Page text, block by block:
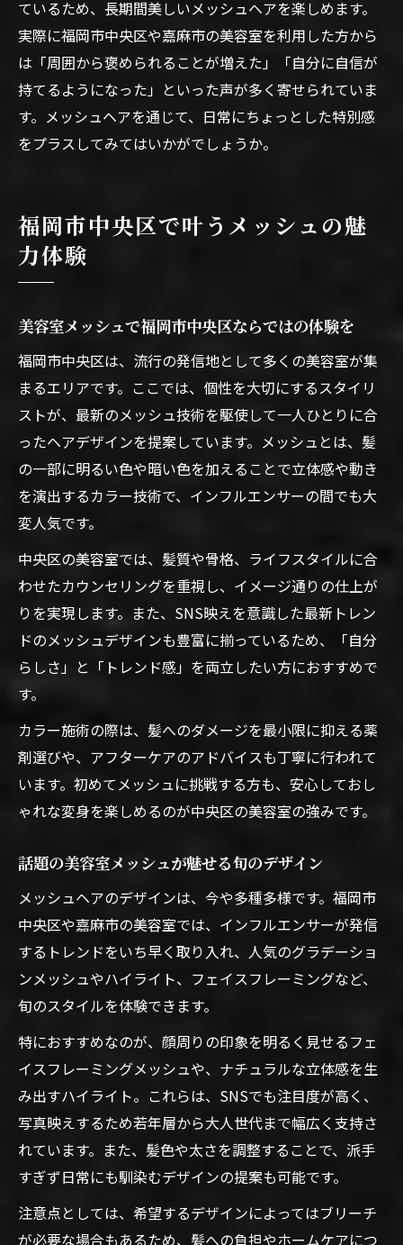
ているため、長期間美しいメッシュヘアを楽しめます。
実際に福岡市中央区や嘉麻市の美容室を利用した方から
は「周囲から褒められることが増えた」「自分に自信が
持てるようになった」といった声が多く寄せられていま
す。メッシュヘアを通じて、日常にちょっとした特別感
をプラスしてみてはいかがでしょうか。
福岡市中央区で叶うメッシュの魅
力体験
美容室メッシュで福岡市中央区ならではの体験を
福岡市中央区は、流行の発信地として多くの美容室が集
まるエリアです。ここでは、個性を大切にするスタイリ
ストが、最新のメッシュ技術を駆使して一人ひとりに合
ったヘアデザインを提案しています。メッシュとは、髪
の一部に明るい色や暗い色を加えることで立体感や動き
を演出するカラー技術で、インフルエンサーの間でも大
変人気です。
中央区の美容室では、髪質や骨格、ライフスタイルに合
わせたカウンセリングを重視し、イメージ通りの仕上が
りを実現します。また、SNS映えを意識した最新トレン
ドのメッシュデザインも豊富に揃っているため、「自分
らしさ」と「トレンド感」を両立したい方におすすめで
す。
カラー施術の際は、髪へのダメージを最小限に抑える薬
剤選びや、アフターケアのアドバイスも丁寧に行われて
います。初めてメッシュに挑戦する方も、安心しておし
ゃれな変身を楽しめるのが中央区の美容室の強みです。
話題の美容室メッシュが魅せる旬のデザイン
メッシュヘアのデザインは、今や多種多様です。福岡市
中央区や嘉麻市の美容室では、インフルエンサーが発信
するトレンドをいち早く取り入れ、人気のグラデーショ
ンメッシュやハイライト、フェイスフレーミングなど、
旬のスタイルを体験できます。
特におすすめなのが、顔周りの印象を明るく見せるフェ
イスフレーミングメッシュや、ナチュラルな立体感を生
み出すハイライト。これらは、SNSでも注目度が高く、
写真映えするため若年層から大人世代まで幅広く支持さ
れています。また、髪色や太さを調整することで、派手
すぎず日常にも馴染むデザインの提案も可能です。
注意点としては、希望するデザインによってはブリーチ
が必要な場合もあるため、髪への負担やホームケアにつ